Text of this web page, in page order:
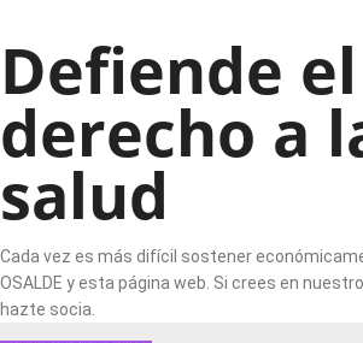
Defiende el
derecho a
salud
Cada vez es más difícil sostener
OSALDE y esta página web. Si crees en
hazte socia.